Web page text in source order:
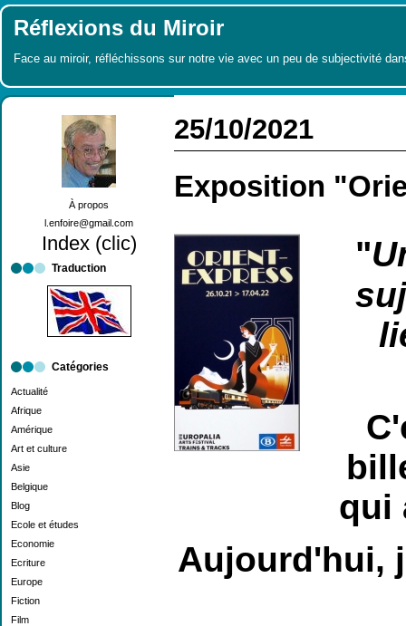
Réflexions du Miroir
Face au miroir, réfléchissons sur notre vie avec un peu de subjectivité
À propos
l.enfoire@gmail.com
Index (clic)
Traduction
Catégories
Actualité
Afrique
Amérique
Art et culture
Asie
Belgique
Blog
Ecole et études
Economie
Ecriture
Europe
Fiction
Film
25/10/2021
Exposition
"
qui
Aujourd'hui,